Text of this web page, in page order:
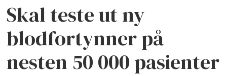
Skal teste ut ny
blodfortynner på
nesten 50 000 pasienter